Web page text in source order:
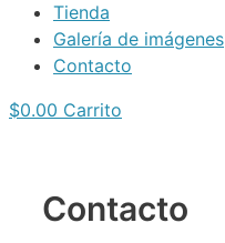
Tienda
Galería de imágenes
Contacto
$0.00 Carrito
Contacto